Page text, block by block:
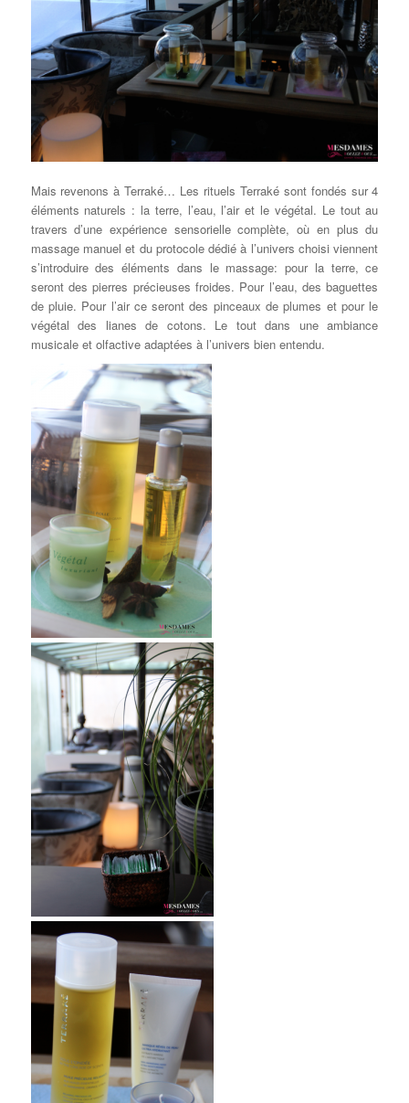
Mais revenons à Terraké… Les rituels Terraké sont fondés sur 4
éléments naturels : la terre, l’eau, l’air et le végétal. Le tout au
travers d’une expérience sensorielle complète, où en plus du
massage manuel et du protocole dédié à l’univers choisi viennent
s’introduire des éléments dans le massage: pour la terre, ce
seront des pierres précieuses froides. Pour l’eau, des baguettes
de pluie. Pour l’air ce seront des pinceaux de plumes et pour le
végétal des lianes de cotons. Le tout dans une ambiance
musicale et olfactive adaptées à l’univers bien entendu.